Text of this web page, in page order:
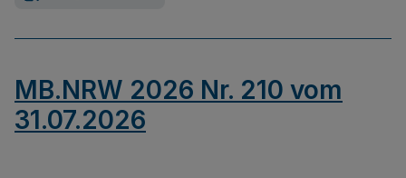
MB.NRW 2026 Nr. 210 vom
31.07.2026